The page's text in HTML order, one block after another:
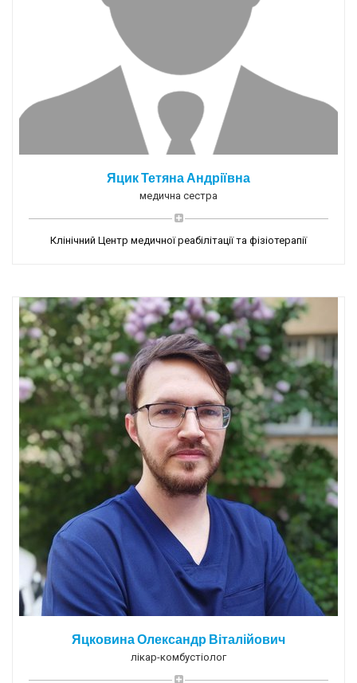
Яцик Тетяна Андріївна
медична сестра
Клінічний Центр медичної реабілітації та фізіотерапії
Яцковина Олександр Віталійович
лікар-комбустіолог